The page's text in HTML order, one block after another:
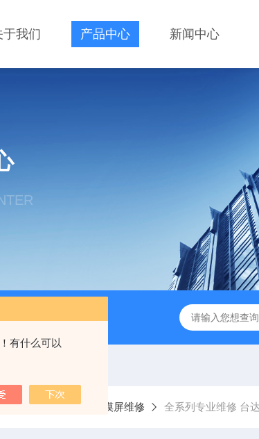
有什么可以
于我们 产品中心 新闻中心
警分析 全系列ABB变频器ACS88*代码F0010报
故障维修 台达触摸屏维修 全系列专业维修 台